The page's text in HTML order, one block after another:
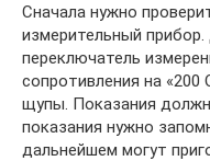
Сначала нужно
измерительный
переключатель
сопротивления на
щупы. Показания
показания нужно
дальнейшем могут